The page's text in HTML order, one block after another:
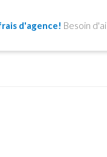
d'agence! Besoin